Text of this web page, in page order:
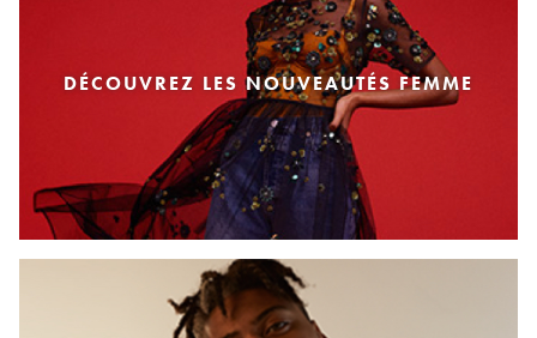
DÉCOUVREZ LES NOUVEAUTÉS FEMME